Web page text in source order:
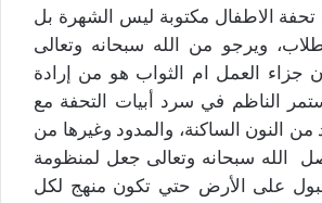
تحفة الاطفال مكتوبة ليس الشهرة بل
ويرجو من الله سبحانه وتعالى
جزاء العمل ام الثواب هو من إرادة
الناظم في سرد أبيات التحفة مع
من النون الساكنة، والمدود وغيرها من
الله سبحانه وتعالى جعل لمنظومة
على الأرض حتي تكون منهج لكل